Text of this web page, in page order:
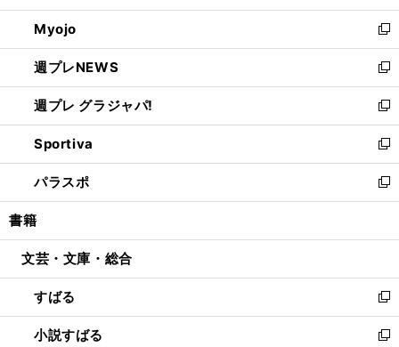
開
く
ウ
で
開
く
ン
ド
ウ
で
開
く
ウ
ィ
ン
ド
ウ
で
開
く
Myojo
新
し
い
ウ
ィ
ン
ド
ウ
で
開
週プレNEWS
新
し
い
ウ
ィ
ン
ド
ウ
開
週プレ グラジャパ!
新
し
い
ウ
ィ
ン
ウ
開
く
Sportiva
新
し
い
ウ
ン
ウ
で
開
く
パラスポ
新
し
ウ
ン
ド
ウ
で
書籍
文芸・文庫・総合
すばる
新
し
い
小説すばる
新